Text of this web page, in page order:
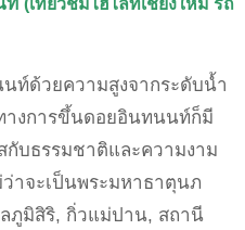
(เที่ยวชมไฮไลท์เชียงใหม่ รถ
ท์ด้วยความสูงจากระดับน้ำ
างการขึ้นดอยอินทนนท์ก็มี
กับธรรมชาติและความงาม
าจะเป็นพระมหาธาตุนภ
ภูมิสิริ, กิ่วแม่ปาน, สถานี